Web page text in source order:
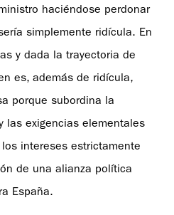
haciéndose perdonar
simplemente ridícula. En
y dada la trayectoria de
es, además de ridícula,
porque subordina la
las exigencias elementales
intereses estrictamente
de una alianza política
España.